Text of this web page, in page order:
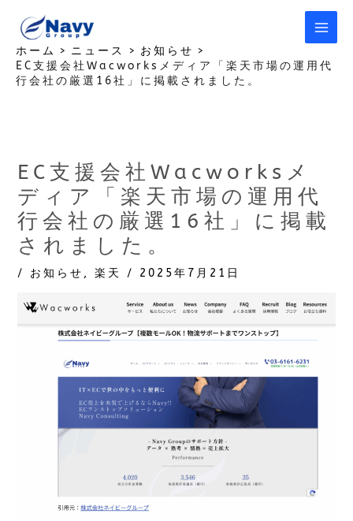
ホーム ニュース
お知らせ
EC支援会社Wacworksメディア「楽天市場の運用代
行会社の厳選16社」に掲載されました。
EC支援会社Wacworksメ
ディア「楽天市場の運用代
行会社の厳選16社」に掲載
されました。
/ お知らせ , 楽天 / 2025年7月21日